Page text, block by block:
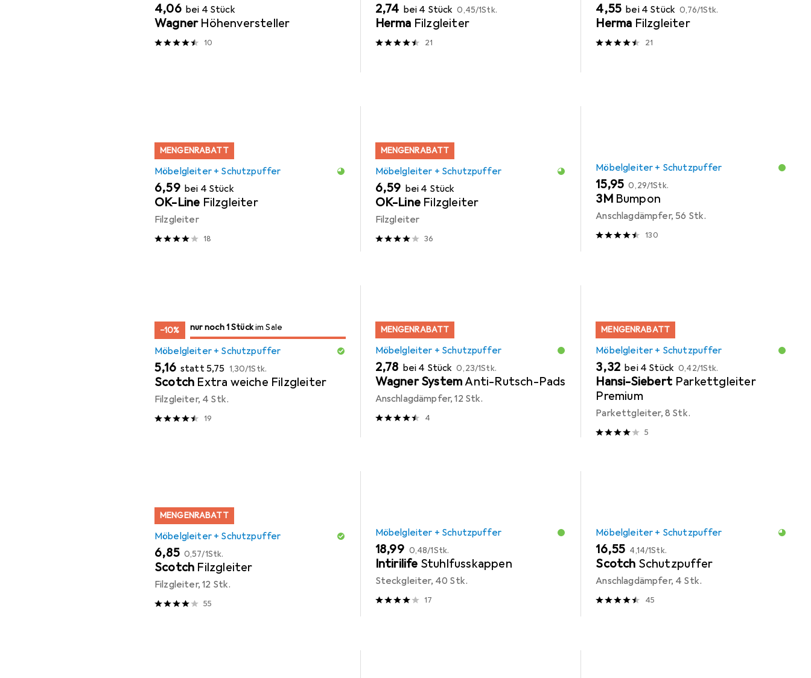
EUR
4,06 bei 4 Stück
Wagner Höhenversteller
10
EUR
2,74 bei 4 Stück EUR
0,45/1Stk.
Herma Filzgleiter
21
EUR
4,55 bei 4 Stück EUR
0,76/1Stk.
Herma Filzgleiter
21
MENGENRABATT
Möbelgleiter + Schutzpuffer
EUR
6,59 bei 4 Stück
OK-Line Filzgleiter
Filzgleiter
18
MENGENRABATT
Möbelgleiter + Schutzpuffer
EUR
6,59 bei 4 Stück
OK-Line Filzgleiter
Filzgleiter
36
Möbelgleiter + Schutzpuffer
EUR
15,95 EUR
0,29/1Stk.
3M Bumpon
Anschlagdämpfer, 56 Stk.
130
−10% noch 1 Stückim Sale
nur noch 1 Stückim Sale
Möbelgleiter + Schutzpuffer
EUR
5,16 statt EUR
5,75 EUR
1,30/1Stk.
Scotch Extra weiche Filzgleiter
Filzgleiter, 4 Stk.
19
MENGENRABATT
Möbelgleiter + Schutzpuffer
EUR
2,78 bei 4 Stück EUR
0,23/1Stk.
Wagner SystemAnti-Rutsch-Pads
Anschlagdämpfer, 12 Stk.
4
MENGENRABATT
Möbelgleiter + Schutzpuffer
EUR
3,32 bei 4 Stück EUR
0,42/1Stk.
Hansi-Siebert Parkettgleiter
Premium
Parkettgleiter, 8 Stk.
5
MENGENRABATT
Möbelgleiter + Schutzpuffer
EUR
6,85 EUR
0,57/1Stk.
Scotch Filzgleiter
Filzgleiter, 12 Stk.
55
Möbelgleiter + Schutzpuffer
EUR
18,99 EUR
0,48/1Stk.
Intirilife Stuhlfusskappen
Steckgleiter, 40 Stk.
17
Möbelgleiter + Schutzpuffer
EUR
16,55 EUR
4,14/1Stk.
Scotch Schutzpuffer
Anschlagdämpfer, 4 Stk.
45